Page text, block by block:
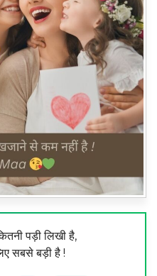
पड़ी लिखी है,
सबसे बड़ी है !